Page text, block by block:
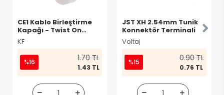
CE1 Kablo Birleştirme
Kapağı - Twist On
Konnektör
KF
%16 1.70 TL
1.43 TL
JST XH 2.54mm Tunik
Konnektör Terminali
Voltaj
%15 0.90 TL
0.76 TL